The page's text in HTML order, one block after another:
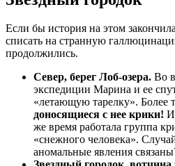
Если бы история на этом
списать на странную
продолжились.
Север, берег Лоб-озера. Во
экспедиции Марина и ее
«летающую тарелку». Более
доносящиеся с нее крики!
же время работала группа
«снежного человека».
аномальные явления